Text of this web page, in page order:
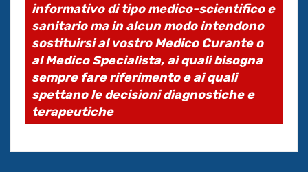
informativo di tipo medico-scientifico e
sanitario ma in alcun modo intendono
sostituirsi al vostro Medico Curante o
al Medico Specialista, ai quali bisogna
sempre fare riferimento e ai quali
spettano le decisioni diagnostiche e
terapeutiche